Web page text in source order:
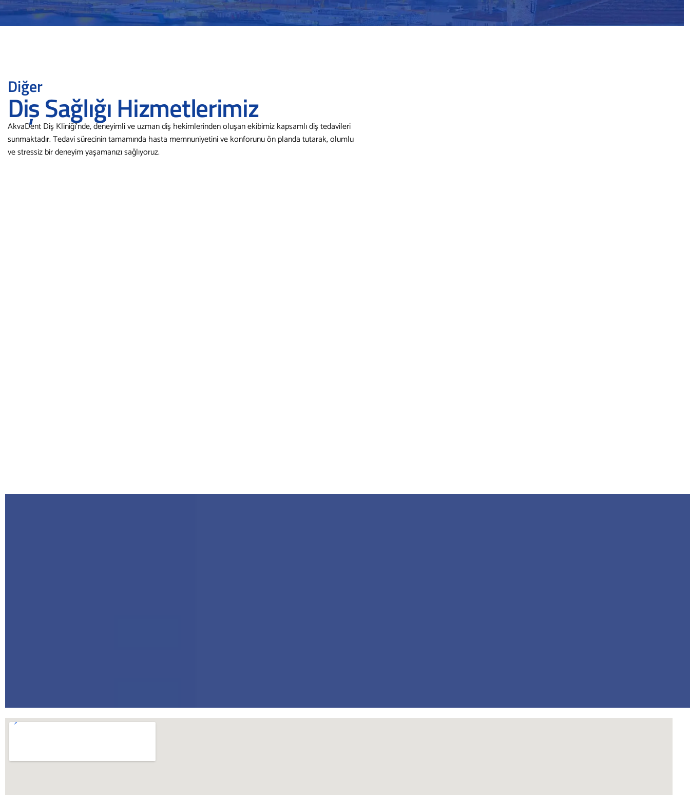
Diğer
Diş Sağlığı Hizmetlerimiz
AkvaDent Diş Kliniği'nde, deneyimli ve uzman diş hekimlerinden oluşan ekibimiz kapsamlı diş tedavileri
sunmaktadır. Tedavi sürecinin tamamında hasta memnuniyetini ve konforunu ön planda tutarak, olumlu
ve stressiz bir deneyim yaşamanızı sağlıyoruz.